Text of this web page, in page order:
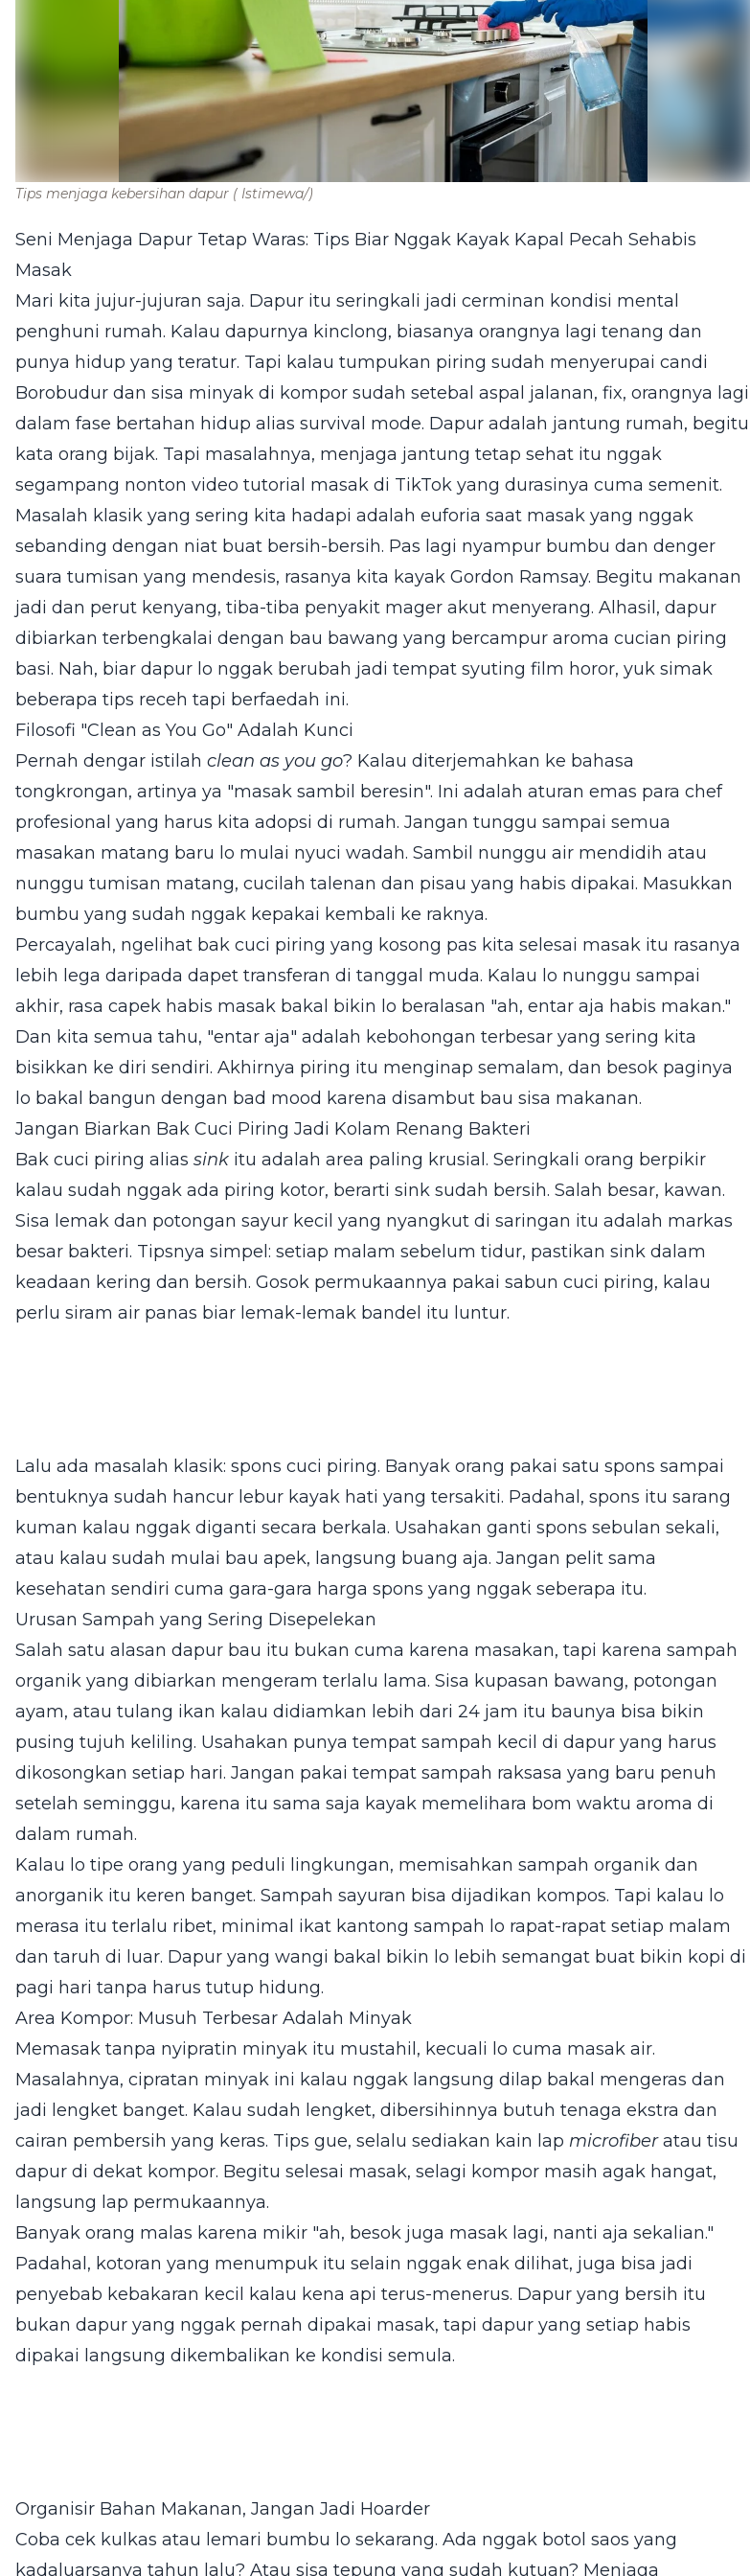
Tips menjaga kebersihan dapur ( Istimewa/)
Seni Menjaga Dapur Tetap Waras: Tips Biar Nggak Kayak Kapal Pecah Sehabis
Masak
Mari kita jujur-jujuran saja. Dapur itu seringkali jadi cerminan kondisi mental
penghuni rumah. Kalau dapurnya kinclong, biasanya orangnya lagi tenang dan
punya hidup yang teratur. Tapi kalau tumpukan piring sudah menyerupai candi
Borobudur dan sisa minyak di kompor sudah setebal aspal jalanan, fix, orangnya lagi
dalam fase bertahan hidup alias survival mode. Dapur adalah jantung rumah, begitu
kata orang bijak. Tapi masalahnya, menjaga jantung tetap sehat itu nggak
segampang nonton video tutorial masak di TikTok yang durasinya cuma semenit.
Masalah klasik yang sering kita hadapi adalah euforia saat masak yang nggak
sebanding dengan niat buat bersih-bersih. Pas lagi nyampur bumbu dan denger
suara tumisan yang mendesis, rasanya kita kayak Gordon Ramsay. Begitu makanan
jadi dan perut kenyang, tiba-tiba penyakit mager akut menyerang. Alhasil, dapur
dibiarkan terbengkalai dengan bau bawang yang bercampur aroma cucian piring
basi. Nah, biar dapur lo nggak berubah jadi tempat syuting film horor, yuk simak
beberapa tips receh tapi berfaedah ini.
Filosofi "Clean as You Go" Adalah Kunci
Pernah dengar istilah clean as you go? Kalau diterjemahkan ke bahasa
tongkrongan, artinya ya "masak sambil beresin". Ini adalah aturan emas para chef
profesional yang harus kita adopsi di rumah. Jangan tunggu sampai semua
masakan matang baru lo mulai nyuci wadah. Sambil nunggu air mendidih atau
nunggu tumisan matang, cucilah talenan dan pisau yang habis dipakai. Masukkan
bumbu yang sudah nggak kepakai kembali ke raknya.
Percayalah, ngelihat bak cuci piring yang kosong pas kita selesai masak itu rasanya
lebih lega daripada dapet transferan di tanggal muda. Kalau lo nunggu sampai
akhir, rasa capek habis masak bakal bikin lo beralasan "ah, entar aja habis makan."
Dan kita semua tahu, "entar aja" adalah kebohongan terbesar yang sering kita
bisikkan ke diri sendiri. Akhirnya piring itu menginap semalam, dan besok paginya
lo bakal bangun dengan bad mood karena disambut bau sisa makanan.
Jangan Biarkan Bak Cuci Piring Jadi Kolam Renang Bakteri
Bak cuci piring alias sink itu adalah area paling krusial. Seringkali orang berpikir
kalau sudah nggak ada piring kotor, berarti sink sudah bersih. Salah besar, kawan.
Sisa lemak dan potongan sayur kecil yang nyangkut di saringan itu adalah markas
besar bakteri. Tipsnya simpel: setiap malam sebelum tidur, pastikan sink dalam
keadaan kering dan bersih. Gosok permukaannya pakai sabun cuci piring, kalau
perlu siram air panas biar lemak-lemak bandel itu luntur.
Lalu ada masalah klasik: spons cuci piring. Banyak orang pakai satu spons sampai
bentuknya sudah hancur lebur kayak hati yang tersakiti. Padahal, spons itu sarang
kuman kalau nggak diganti secara berkala. Usahakan ganti spons sebulan sekali,
atau kalau sudah mulai bau apek, langsung buang aja. Jangan pelit sama
kesehatan sendiri cuma gara-gara harga spons yang nggak seberapa itu.
Urusan Sampah yang Sering Disepelekan
Salah satu alasan dapur bau itu bukan cuma karena masakan, tapi karena sampah
organik yang dibiarkan mengeram terlalu lama. Sisa kupasan bawang, potongan
ayam, atau tulang ikan kalau didiamkan lebih dari 24 jam itu baunya bisa bikin
pusing tujuh keliling. Usahakan punya tempat sampah kecil di dapur yang harus
dikosongkan setiap hari. Jangan pakai tempat sampah raksasa yang baru penuh
setelah seminggu, karena itu sama saja kayak memelihara bom waktu aroma di
dalam rumah.
Kalau lo tipe orang yang peduli lingkungan, memisahkan sampah organik dan
anorganik itu keren banget. Sampah sayuran bisa dijadikan kompos. Tapi kalau lo
merasa itu terlalu ribet, minimal ikat kantong sampah lo rapat-rapat setiap malam
dan taruh di luar. Dapur yang wangi bakal bikin lo lebih semangat buat bikin kopi di
pagi hari tanpa harus tutup hidung.
Area Kompor: Musuh Terbesar Adalah Minyak
Memasak tanpa nyipratin minyak itu mustahil, kecuali lo cuma masak air.
Masalahnya, cipratan minyak ini kalau nggak langsung dilap bakal mengeras dan
jadi lengket banget. Kalau sudah lengket, dibersihinnya butuh tenaga ekstra dan
cairan pembersih yang keras. Tips gue, selalu sediakan kain lap microfiberatau tisu
dapur di dekat kompor. Begitu selesai masak, selagi kompor masih agak hangat,
langsung lap permukaannya.
Banyak orang malas karena mikir "ah, besok juga masak lagi, nanti aja sekalian."
Padahal, kotoran yang menumpuk itu selain nggak enak dilihat, juga bisa jadi
penyebab kebakaran kecil kalau kena api terus-menerus. Dapur yang bersih itu
bukan dapur yang nggak pernah dipakai masak, tapi dapur yang setiap habis
dipakai langsung dikembalikan ke kondisi semula.
Organisir Bahan Makanan, Jangan Jadi Hoarder
Coba cek kulkas atau lemari bumbu lo sekarang. Ada nggak botol saos yang
kadaluarsanya tahun lalu? Atau sisa tepung yang sudah kutuan? Menjaga